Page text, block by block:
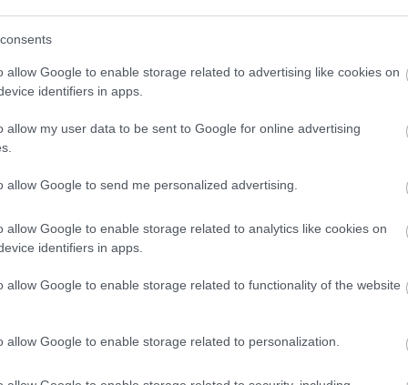
allow Google to enable storage related to advertising like cookies on
identifiers in apps.
allow my user data to be sent to Google for online advertising
allow Google to send me personalized advertising.
allow Google to enable storage related to analytics like cookies on
identifiers in apps.
allow Google to enable storage related to functionality of the website
allow Google to enable storage related to personalization.
τώρα ούτε 20»
είναι μαρτυρία ιδιοκτήτη μεγάλου
20»
ότι η κατάσταση αυτή ενδέχεται να οδηγήσει σε
προς το δημόσιο σχολείο